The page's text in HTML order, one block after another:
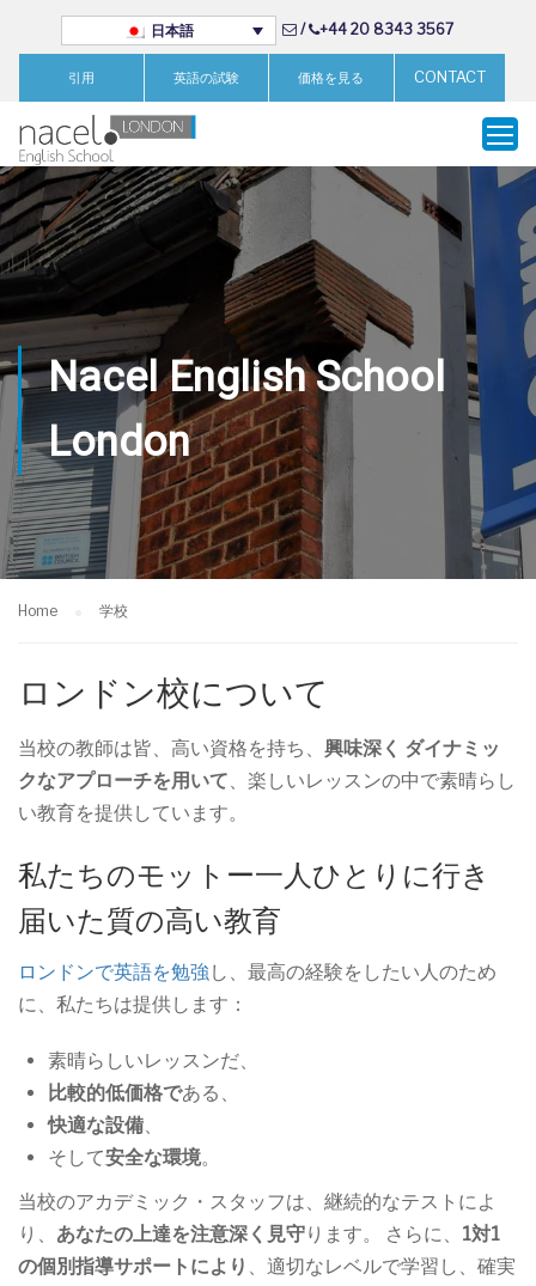
日本語 / +44 20 8343 3567
引用 英語の試験 価格を見る CONTACT
Nacel English School
London
Home 学校
ロンドン校について
当校の教師は皆、高い資格を持ち、 興味深く ダイナミッ
クなアプローチを用いて、楽しいレッスンの中で素晴らし
い教育を提供しています。
私たちのモットー一人ひとりに行き
届いた質の高い教育
ロンドンで英語を勉強 し、最高の経験をしたい人のため
に、私たちは提供します：
素晴らしいレッスンだ、
比較的低価格である、
快適な設備、
そして安全な環境。
当校のアカデミック・スタッフは、継続的なテストによ
り、 あなたの上達を注意深く見守ります。 さらに、 1対1
の個別指導サポートにより 、適切なレベルで学習し、確実